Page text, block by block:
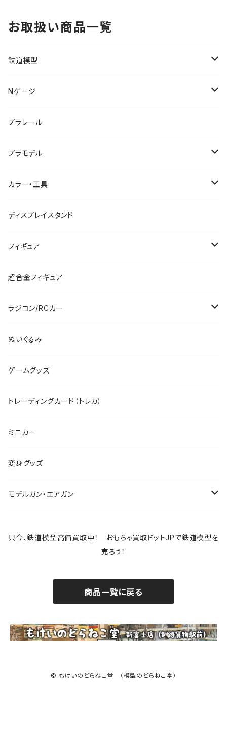
お取扱い商品一覧
鉄道模型
KATO (N)
TOMIX (N)
マイクロエース (N)
グリーンマックス (N)
その他メーカー (N)
KATO (HO)
TOMIX (HO)
その他のHOゲージ
Zゲージ
カタログ
TOMIX (N)
制御機器
Nゲージ
車両
入門セット
レール
ストラクチャー
プラレール
プラモデル
ガンプラ
PG
デカール
カーモデル（車プラモ）
バイクプラモ
30MS
ミリタリープラモ
ポケモン
その他のロボット
その他のキャラクター
カラー・工具
工具（ツール）
塗料
筆
ディスプレイスタンド
フィギュア
ガンダム
超合金フィギュア
ラジコン/RCカー
タミヤRC
RCパーツ
ぬいぐるみ
ゲームグッズ
トレーディングカード（トレカ）
ミニカー
変身グッズ
モデルガン・エアガン
只今、鉄道模型高価買取中！ おもちゃ買取ドットJPで鉄道模型を
売ろう！
商品一覧に戻る
© もけいのどらねこ堂 （模型のどらねこ堂）